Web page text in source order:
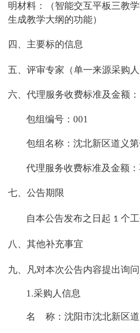
明材料：（智能交互平板三教
生成教学大纲的功能）
四、主要标的信息
五、评审专家（单一来源采购
六、代理服务收费标准及金额：
包组编号：001
包组名称：沈北新区道义
代理服务收费标准及金额
七、公告期限
自本公告发布之日起 1 个
八、其他补充事宜
九、凡对本次公告内容提出询
1.采购人信息
名 称：沈阳市沈北新区